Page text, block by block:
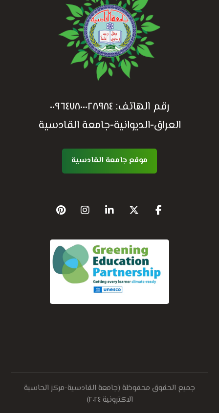
رقم الهاتف: ٠٠٩٦٤٧٨٠٠٠٢٨٩٨٤
العراق-الديوانية-جامعة القادسية
موقع جامعة القادسية
جميع الحقوق محفوظة (جامعة القادسية-مركز الحاسبة
الاكترونية ٢٠٢٤)